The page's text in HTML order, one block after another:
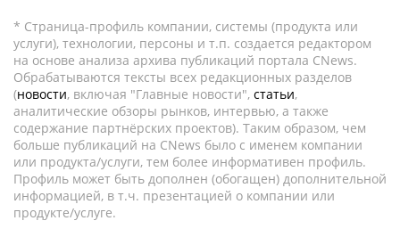
* Страница-профиль компании, системы (продукта или
услуги), технологии, персоны и т.п. создается редактором
на основе анализа архива публикаций портала CNews.
Обрабатываются тексты всех редакционных разделов
(новости, включая "Главные новости", статьи,
аналитические обзоры рынков, интервью, а также
содержание партнёрских проектов). Таким образом, чем
больше публикаций на CNews было с именем компании
или продукта/услуги, тем более информативен профиль.
Профиль может быть дополнен (обогащен) дополнительной
информацией, в т.ч. презентацией о компании или
продукте/услуге.